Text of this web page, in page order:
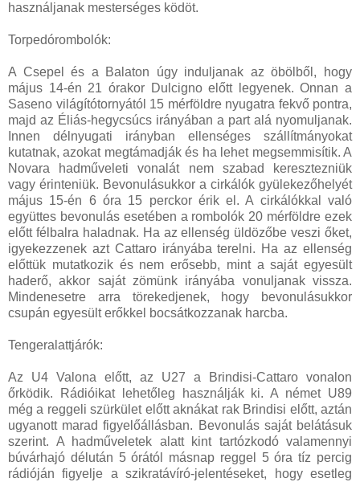
használjanak mesterséges ködöt.
Torpedórombolók:
A Csepel és a Balaton úgy induljanak az öbölből, hogy
május 14-én 21 órakor Dulcigno előtt legyenek. Onnan a
Saseno világítótornyától 15 mérföldre nyugatra fekvő pontra,
majd az Éliás-hegycsúcs irányában a part alá nyomuljanak.
Innen délnyugati irányban ellenséges szállítmányokat
kutatnak, azokat megtámadják és ha lehet megsemmisítik. A
Novara hadműveleti vonalát nem szabad keresztezniük
vagy érinteniük. Bevonulásukkor a cirkálók gyülekezőhelyét
május 15-én 6 óra 15 perckor érik el. A cirkálókkal való
együttes bevonulás esetében a rombolók 20 mérföldre ezek
előtt félbalra haladnak. Ha az ellenség üldözőbe veszi őket,
igyekezzenek azt Cattaro irányába terelni. Ha az ellenség
előttük mutatkozik és nem erősebb, mint a saját egyesült
haderő, akkor saját zömünk irányába vonuljanak vissza.
Mindenesetre arra törekedjenek, hogy bevonulásukkor
csupán egyesült erőkkel bocsátkozzanak harcba.
Tengeralattjárók:
Az U4 Valona előtt, az U27 a Brindisi-Cattaro vonalon
őrködik. Rádióikat lehetőleg használják ki. A német U89
még a reggeli szürkület előtt aknákat rak Brindisi előtt, aztán
ugyanott marad figyelőállásban. Bevonulás saját belátásuk
szerint. A hadműveletek alatt kint tartózkodó valamennyi
búvárhajó délután 5 órától másnap reggel 5 óra tíz percig
rádióján figyelje a szikratávíró-jelentéseket, hogy esetleg